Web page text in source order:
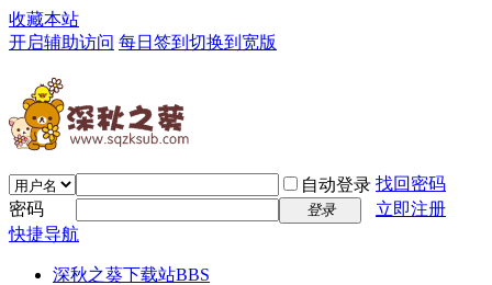
收藏本站
开启辅助访问 每日签到 切换到宽版
自动登录 找回密码
密码
登录
立即注册
快捷导航
深秋之葵下载站BBS